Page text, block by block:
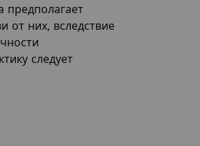
предполагает
от них, вследствие
следует